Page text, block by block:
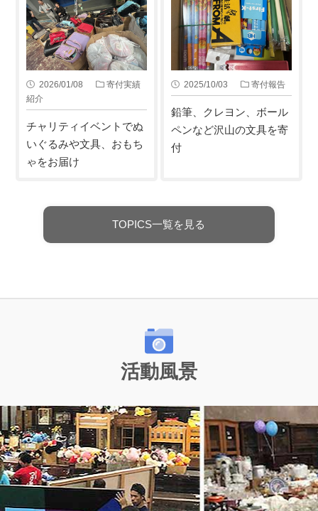
2026/01/08
寄付実績
紹介
チャリティイベントでぬ
いぐるみや文具、おもち
ゃをお届け
2025/10/03 寄付報告
鉛筆、クレヨン、ボール
ペンなど沢山の文具を寄
付
TOPICS一覧を見る
活動風景